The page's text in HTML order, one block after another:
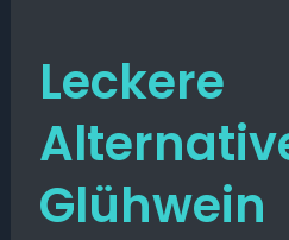
Leckere
Glühwein